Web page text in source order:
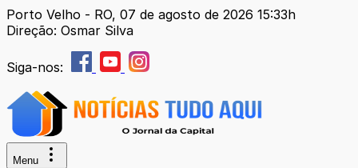
Porto Velho - RO, 07 de agosto de 2026 15:33h
Direção: Osmar Silva
Siga-nos:
Menu